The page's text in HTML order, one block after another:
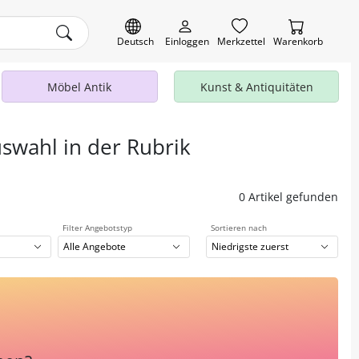
Deutsch Einloggen Merkzettel Warenkorb
Möbel Antik Kunst & Antiquitäten
in der Rubrik
0 Artikel gefunden
Filter Angebotstyp
Alle Angebote
Sortieren nach
Niedrigste zuerst